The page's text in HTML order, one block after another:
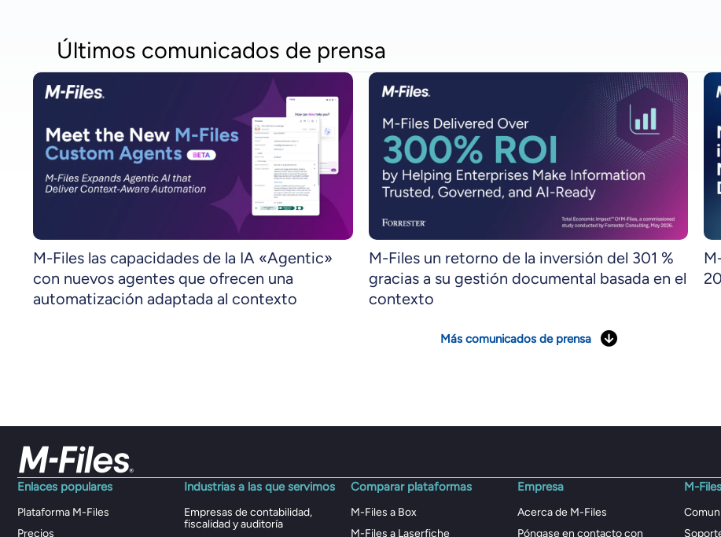
Últimos comunicados de prensa
M-Files las capacidades de la IA «Agentic»
con nuevos agentes que ofrecen una
automatización adaptada al contexto
M-Files un retorno de la inversión del 301 %
gracias a su gestión documental basada en el
contexto
Más comunicados de prensa
Enlaces populares
Plataforma M-Files
Precios
Industrias a las que servimos
Empresas de contabilidad,
fiscalidad y auditoría
Comparar plataformas
M-Files a Box
M-Files a Laserfiche
Empresa
Acerca de M-Files
Póngase en contacto con
M-